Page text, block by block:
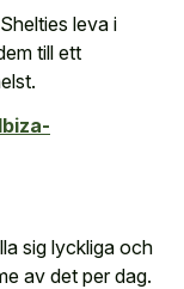
leva i
till ett
Ibiza-
sig lyckliga och
av det per dag.